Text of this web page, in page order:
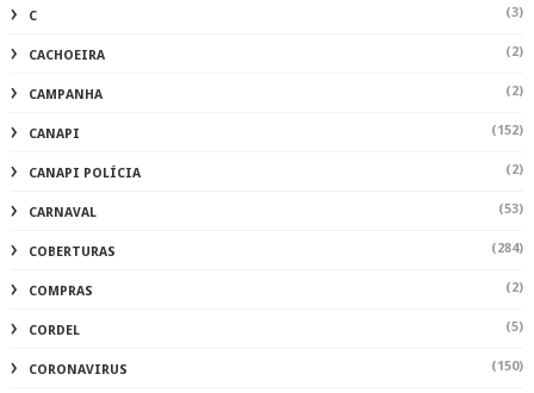
FERNANDO RATINHO (44)
FESTA (302)
FUTSAL (1)
IMPOSTO (1)
INHAPI (127)
JUSTIÇA (783)
JUSTIÇA SERTAOEMPALTA (11)
LOJAS (1)
MATA GRANDE (221)
MATÉRIA AUTORAL (2246)